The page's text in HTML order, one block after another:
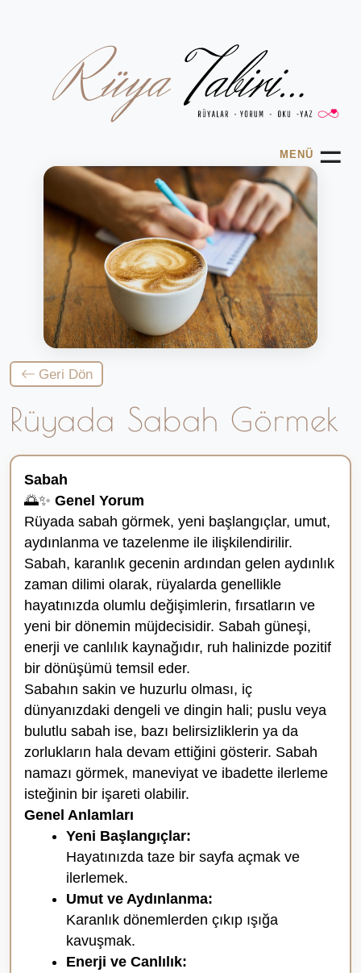
MENÜ ☰
Geri Dön
Rüyada Sabah Görmek
Sabah
🌅✨ Genel Yorum
Rüyada sabah görmek, yeni başlangıçlar, umut,
aydınlanma ve tazelenme ile ilişkilendirilir.
Sabah, karanlık gecenin ardından gelen aydınlık
zaman dilimi olarak, rüyalarda genellikle
hayatınızda olumlu değişimlerin, fırsatların ve
yeni bir dönemin müjdecisidir. Sabah güneşi,
enerji ve canlılık kaynağıdır, ruh halinizde pozitif
bir dönüşümü temsil eder.
Sabahın sakin ve huzurlu olması, iç
dünyanızdaki dengeli ve dingin hali; puslu veya
bulutlu sabah ise, bazı belirsizliklerin ya da
zorlukların hala devam ettiğini gösterir. Sabah
namazı görmek, maneviyat ve ibadette ilerleme
isteğinin bir işareti olabilir.
Genel Anlamları
Yeni Başlangıçlar:
Hayatınızda taze bir sayfa açmak ve
ilerlemek.
Umut ve Aydınlanma:
Karanlık dönemlerden çıkıp ışığa
kavuşmak.
Enerji ve Canlılık: